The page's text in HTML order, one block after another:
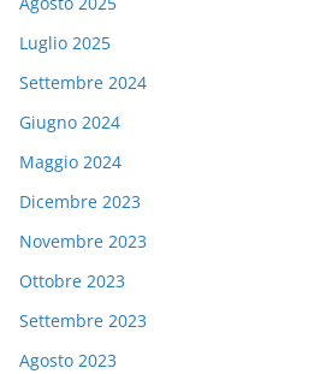
Luglio 2025
Settembre 2024
Giugno 2024
Maggio 2024
Dicembre 2023
Novembre 2023
Ottobre 2023
Settembre 2023
Agosto 2023